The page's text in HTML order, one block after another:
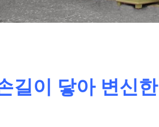
길이 닿아 변신